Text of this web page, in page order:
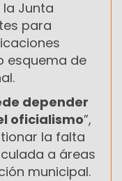
Junta
para
esquema de
depender
oficialismo”,
la falta
a áreas
municipal.